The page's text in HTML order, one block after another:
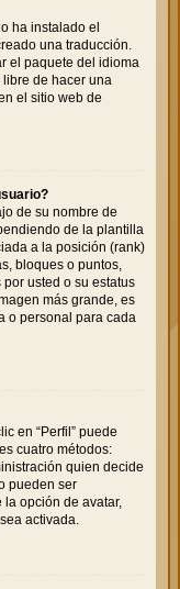
ha instalado el
una traducción.
el paquete del idioma
de hacer una
el sitio web de
de su nombre de
de la plantilla
a la posición (rank)
bloques o puntos,
usted o su estatus
más grande, es
o personal para cada
en “Perfil” puede
cuatro métodos:
quien decide
pueden ser
opción de avatar,
activada.